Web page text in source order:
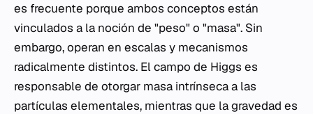
es frecuente porque ambos conceptos están
vinculados a la noción de "peso" o "masa". Sin
embargo, operan en escalas y mecanismos
radicalmente distintos. El campo de Higgs es
responsable de otorgar masa intrínseca a las
partículas elementales, mientras que la gravedad es